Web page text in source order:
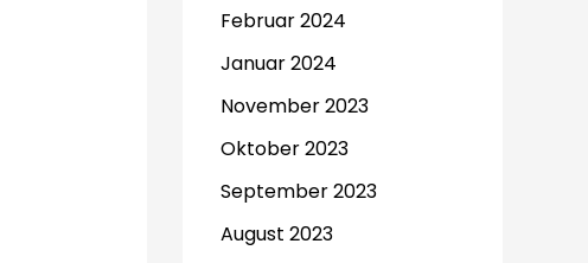
Februar 2024
Januar 2024
November 2023
Oktober 2023
September 2023
August 2023